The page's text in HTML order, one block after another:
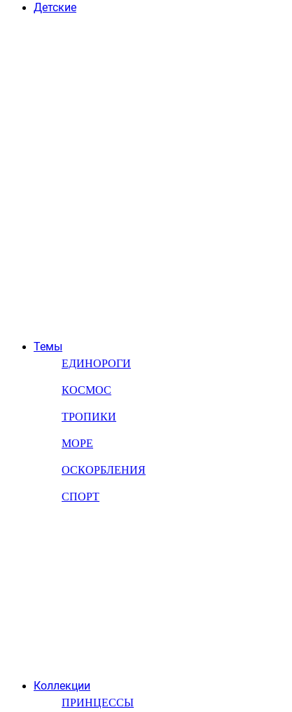
Детские
Темы
ЕДИНОРОГИ
КОСМОС
ТРОПИКИ
МОРЕ
ОСКОРБЛЕНИЯ
СПОРТ
Коллекции
ПРИНЦЕССЫ